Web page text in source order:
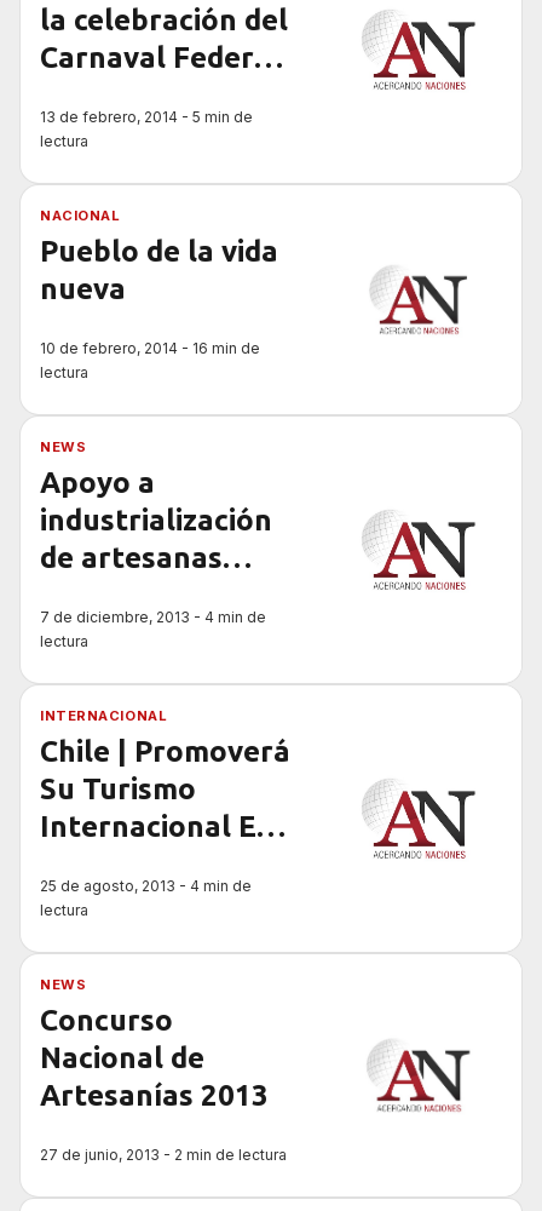
la celebración del
Carnaval Federal
todo el país
13 de febrero, 2014 - 5 min de
lectura
NACIONAL
Pueblo de la vida
nueva
10 de febrero, 2014 - 16 min de
lectura
NEWS
Apoyo a
industrialización
de artesanas
7 de diciembre, 2013 - 4 min de
lectura
INTERNACIONAL
Chile | Promoverá
Su Turismo
Internacional En
25 de agosto, 2013 - 4 min de
lectura
NEWS
Concurso
Nacional de
Artesanías 2013
27 de junio, 2013 - 2 min de lectura